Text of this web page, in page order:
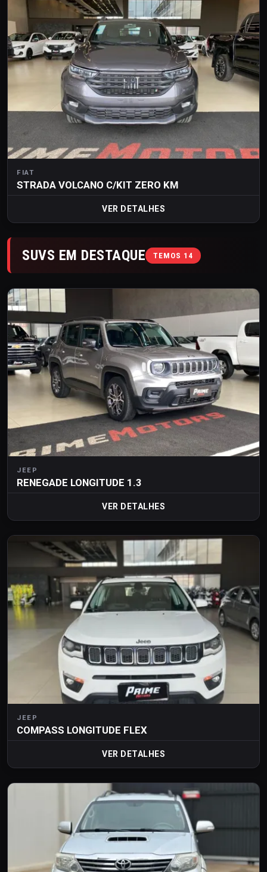
FIAT
STRADA VOLCANO C/KIT ZERO KM
VER DETALHES
SUVS EM DESTAQUE TEMOS 14
JEEP
RENEGADE LONGITUDE 1.3
VER DETALHES
JEEP
COMPASS LONGITUDE FLEX
VER DETALHES